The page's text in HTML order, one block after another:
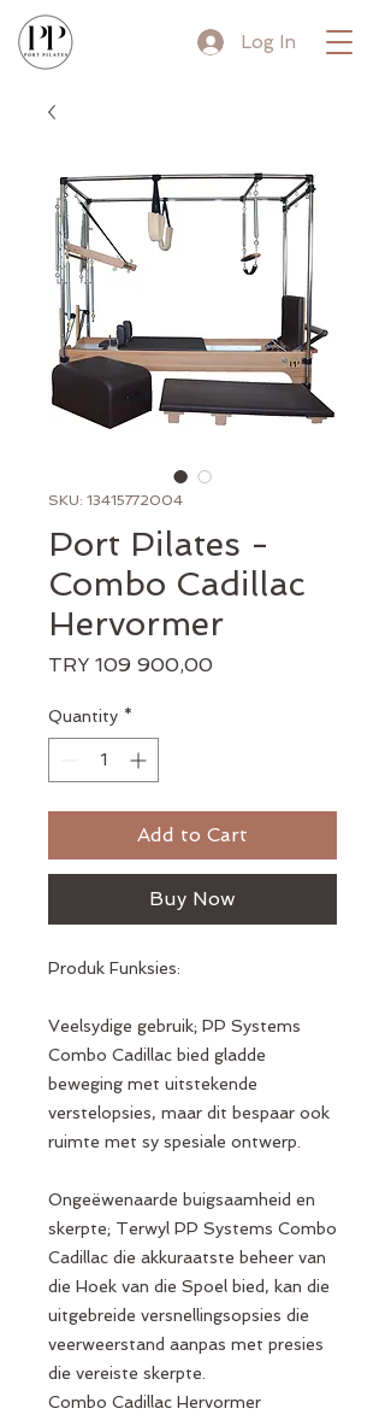
Log In
SKU: 13415772004
Port Pilates -
Combo Cadillac
Hervormer
TRY 109 900,00Price
Quantity *
Add to Cart
Buy Now
Produk Funksies:
Veelsydige gebruik; PP Systems
Combo Cadillac bied gladde
beweging met uitstekende
verstelopsies, maar dit bespaar ook
ruimte met sy spesiale ontwerp.
Ongeëwenaarde buigsaamheid en
skerpte; Terwyl PP Systems Combo
Cadillac die akkuraatste beheer van
die Hoek van die Spoel bied, kan die
uitgebreide versnellingsopsies die
veerweerstand aanpas met presies
die vereiste skerpte.
Combo Cadillac Hervormer